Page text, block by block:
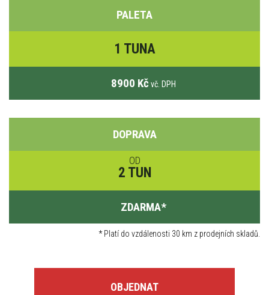
PALETA
1 TUNA
8900 Kč vč. DPH
DOPRAVA
OD
2 TUN
ZDARMA*
*Platí do vzdálenosti 30 km z prodejních skladů.
OBJEDNAT